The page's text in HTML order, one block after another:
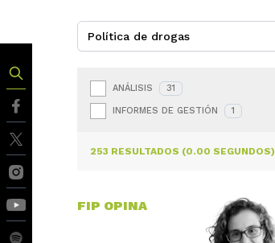
ANÁLISIS 31
INFORMES DE GESTIÓN 1
253 RESULTADOS (0.00 SEGUNDOS)
FIP OPINA